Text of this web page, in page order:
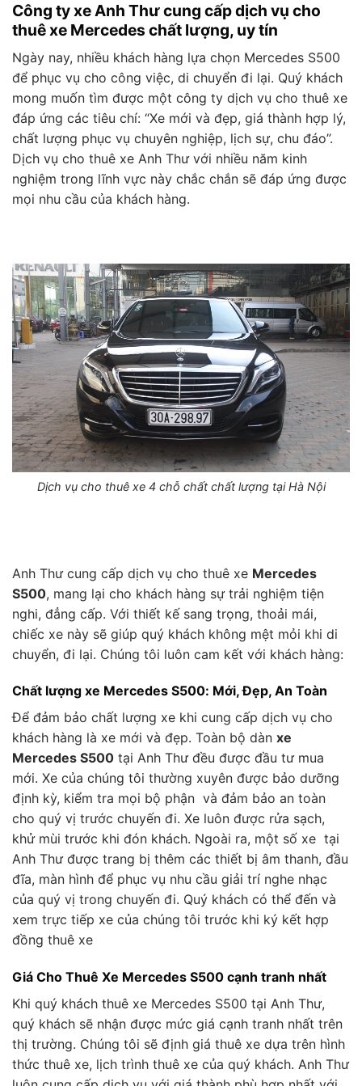
Công ty xe Anh Thư cung cấp dịch vụ cho
thuê xe Mercedes chất lượng, uy tín
Ngày nay, nhiều khách hàng lựa chọn Mercedes S500
để phục vụ cho công việc, di chuyển đi lại. Quý khách
mong muốn tìm được một công ty dịch vụ cho thuê xe
đáp ứng các tiêu chí: “Xe mới và đẹp, giá thành hợp lý,
chất lượng phục vụ chuyên nghiệp, lịch sự, chu đáo”.
Dịch vụ cho thuê xe Anh Thư với nhiều năm kinh
nghiệm trong lĩnh vực này chắc chắn sẽ đáp ứng được
mọi nhu cầu của khách hàng.
Dịch vụ cho thuê xe 4 chỗ chất chất lượng tại Hà Nội
Anh Thư cung cấp dịch vụ cho thuê xe Mercedes
S500, mang lại cho khách hàng sự trải nghiệm tiện
nghi, đẳng cấp. Với thiết kế sang trọng, thoải mái,
chiếc xe này sẽ giúp quý khách không mệt mỏi khi di
chuyển, đi lại. Chúng tôi luôn cam kết với khách hàng:
Chất lượng xe Mercedes S500: Mới, Đẹp, An Toàn
Để đảm bảo chất lượng xe khi cung cấp dịch vụ cho
khách hàng là xe mới và đẹp. Toàn bộ dàn xe
Mercedes S500 tại Anh Thư đều được đầu tư mua
mới. Xe của chúng tôi thường xuyên được bảo dưỡng
định kỳ, kiểm tra mọi bộ phận và đảm bảo an toàn
cho quý vị trước chuyến đi. Xe luôn được rửa sạch,
khử mùi trước khi đón khách. Ngoài ra, một số xe tại
Anh Thư được trang bị thêm các thiết bị âm thanh, đầu
đĩa, màn hình để phục vụ nhu cầu giải trí nghe nhạc
của quý vị trong chuyến đi. Quý khách có thể đến và
xem trực tiếp xe của chúng tôi trước khi ký kết hợp
đồng thuê xe
Giá Cho Thuê Xe Mercedes S500 cạnh tranh nhất
Khi quý khách thuê xe Mercedes S500 tại Anh Thư,
quý khách sẽ nhận được mức giá cạnh tranh nhất trên
thị trường. Chúng tôi sẽ định giá thuê xe dựa trên hình
thức thuê xe, lịch trình thuê xe của quý khách. Anh Thư